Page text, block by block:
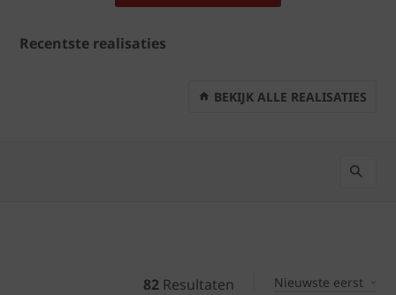
Recentste realisaties
BEKIJK ALLE REALISATIES
82 Resultaten Nieuwste eerst